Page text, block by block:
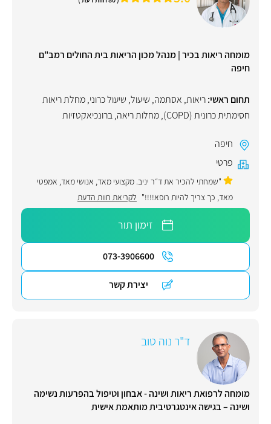
מומחה ריאות בכיר | מנהל מכון הריאות בית החולים רמב"ם
חיפה
תחום ראשי:ריאות, אסתמה, שיעול, שיעול כרוני,מחלת ריאות
חסימתית כרונית (COPD)
,מחלות ריאה,ברונכיאקטזיות
חיפה
פרטי
"שמחתי להכיר את ד״ר יניב. מקצועי מאד, אנושי מאד, אמפטי
מאד, כך צריך להיות רופא!!!!" לקריאת חוות הדעת
זימון תור
073-3906600
יצירת קשר
ד"ר נוה טוב
מומחה לרפואת ריאות ושינה - אבחון וטיפול בהפרעות נשימה
ושינה – בגישה אינטגרטיבית מותאמת אישית